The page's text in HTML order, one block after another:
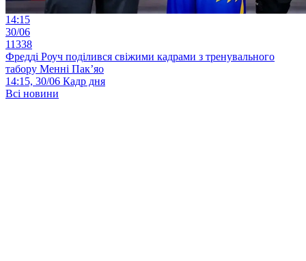
14:15
30/06
11338
Фредді Роуч поділився свіжими кадрами з тренувального
табору Менні Пак’яо
14:15, 30/06 Кадр дня
Всі новини